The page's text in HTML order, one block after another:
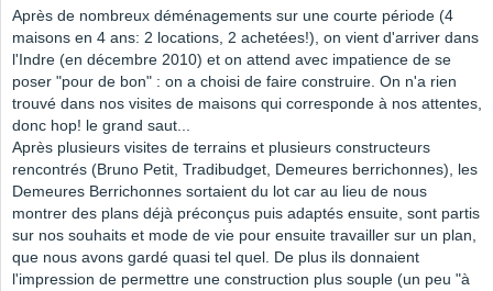
Après de nombreux déménagements sur une courte période (4
maisons en 4 ans: 2 locations, 2 achetées!), on vient d'arriver dans
l'Indre (en décembre 2010) et on attend avec impatience de se
poser "pour de bon" : on a choisi de faire construire. On n'a rien
trouvé dans nos visites de maisons qui corresponde à nos attentes,
donc hop! le grand saut...
Après plusieurs visites de terrains et plusieurs constructeurs
rencontrés (Bruno Petit, Tradibudget, Demeures berrichonnes), les
Demeures Berrichonnes sortaient du lot car au lieu de nous
montrer des plans déjà préconçus puis adaptés ensuite, sont partis
sur nos souhaits et mode de vie pour ensuite travailler sur un plan,
que nous avons gardé quasi tel quel. De plus ils donnaient
l'impression de permettre une construction plus souple (un peu "à